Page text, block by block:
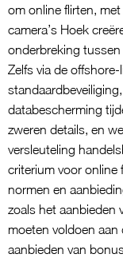
om online flirten,
camera’s Hoek
onderbreking
Zelfs via de
databescherming
zweren details, en
versleuteling
criterium voor online
normen en
zoals het aanbieden
moeten voldoen
aanbieden van